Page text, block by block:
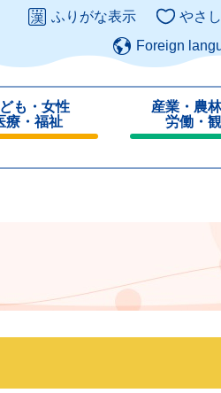
ふりがな表示 やさ
Foreign
も・女性
療・福祉
産業・農
労働・
じ